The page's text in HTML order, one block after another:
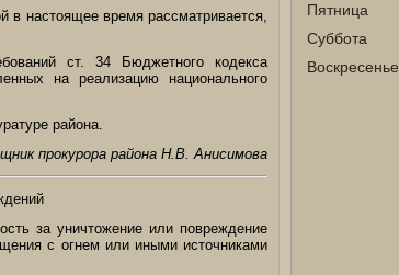
в настоящее время рассматривается,
ст. 34 Бюджетного кодекса
на реализацию национального
района.
прокурора района Н.В. Анисимова
за уничтожение или повреждение
с огнем или иными источниками
Пятница
Суббота
Воскресенье